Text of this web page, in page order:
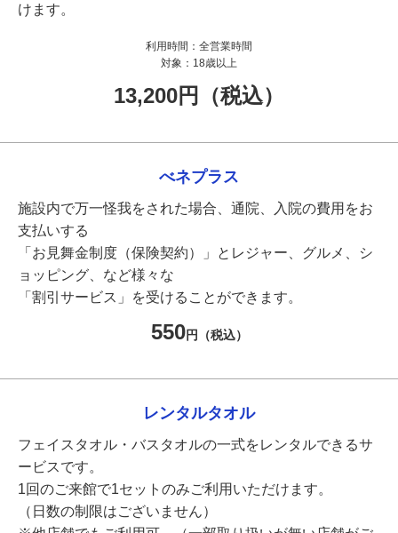
けます。
利用時間： 全営業時間
対象： 18歳以上
13,200円（税込）
べネプラス
施設内で万一怪我をされた場合、通院、入院の費用をお
支払いする
「お見舞金制度（保険契約）」とレジャー、グルメ、シ
ョッピング、など様々な
「割引サービス」を受けることができます。
550円（税込）
レンタルタオル
フェイスタオル・バスタオルの一式をレンタルできるサ
ービスです。
1回のご来館で1セットのみご利用いただけます。
（日数の制限はございません）